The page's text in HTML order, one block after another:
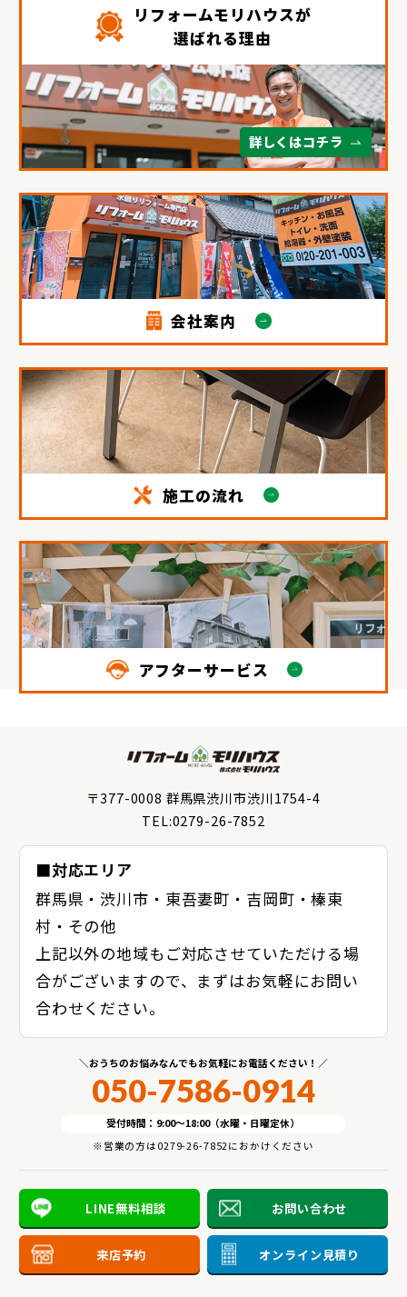
リフォームモリハウスが
選ばれる理由
詳しくはコチラ
会社案内
施工の流れ
アフターサービス
〒377-0008 群馬県渋川市渋川1754-4
TEL:0279-26-7852
■対応エリア
群馬県・渋川市・東吾妻町・吉岡町・榛東
村・その他
上記以外の地域もご対応させていただける場
合がございますので、まずはお気軽にお問い
合わせください。
おうちのお悩みなんでもお気軽にお電話ください！
050-7586-0914
受付時間：9:00～18:00（水曜・日曜定休）
※営業の方は0279-26-7852におかけください
LINE無料相談 お問い合わせ
来店予約 オンライン見積り